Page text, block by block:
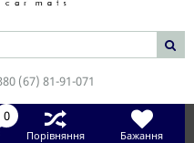
(67) 81-91-071
0
Порівняння Бажання